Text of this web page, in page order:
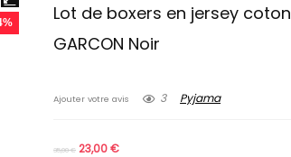
Lot de boxers en jersey coton
GARCON Noir
Ajouter votre avis 3 Pyjama
35,00€ 23,00€